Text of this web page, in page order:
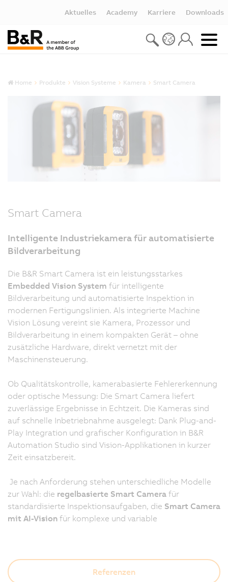
Aktuelles Academy Karriere Downloads
Home Produkte Vision Systeme Kamera Smart Camera
Smart Camera
Intelligente Industriekamera für automatisierte
Bildverarbeitung
Die B&R Smart Camera ist ein leistungsstarkes
Embedded Vision System für intelligente
Bildverarbeitung und automatisierte Inspektion in
modernen Fertigungslinien. Als integrierte Machine
Vision Lösung vereint sie Kamera, Prozessor und
Bildverarbeitung in einem kompakten Gerät – ohne
zusätzliche Hardware, direkt vernetzt mit der
Maschinensteuerung.
Ob Qualitätskontrolle, kamerabasierte Fehlererkennung
oder optische Messung: Die Smart Camera liefert
zuverlässige Ergebnisse in Echtzeit. Die Kameras sind
auf schnelle Inbetriebnahme ausgelegt: Dank Plug-and-
Play Integration und grafischer Konfiguration in B&R
Automation Studio sind Vision-Applikationen in kurzer
Zeit einsatzbereit.
Je nach Anforderung stehen unterschiedliche Modelle
zur Wahl: die regelbasierte Smart Camera für
standardisierte Inspektionsaufgaben, die Smart Camera
mit AI-Vision für komplexe und variable
Referenzen